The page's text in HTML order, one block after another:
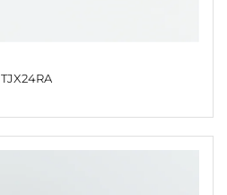
TJX24RA